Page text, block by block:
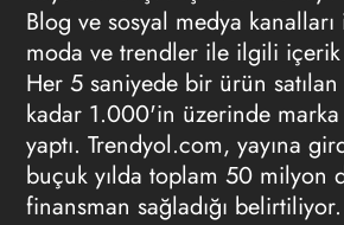
Blog ve sosyal medya
moda ve trendler ile ilgili
Her 5 saniyede bir ürün
kadar 1.000'in üzerinde
yaptı. Trendyol.com, yayına
buçuk yılda toplam 50 milyon
finansman sağladığı belirtiliyor.